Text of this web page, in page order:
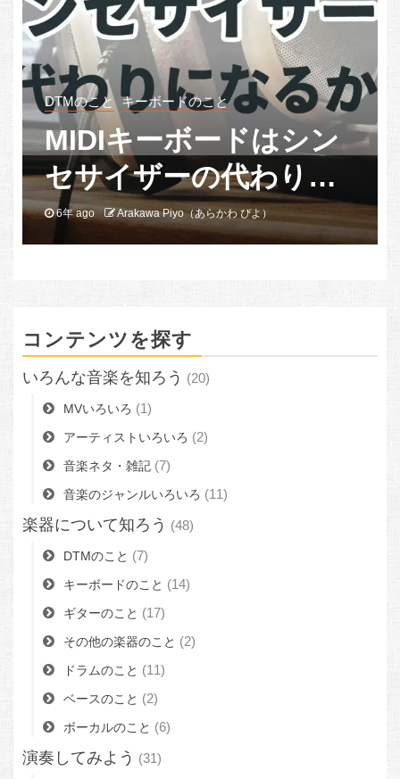
DTMのこと キーボードのこと
MIDIキーボードはシン
セサイザーの代わりに
なるか？
6年 ago Arakawa Piyo（あらかわ ぴよ）
コンテンツを探す
いろんな音楽を知ろう (20)
MVいろいろ (1)
アーティストいろいろ (2)
音楽ネタ・雑記 (7)
音楽のジャンルいろいろ (11)
楽器について知ろう (48)
DTMのこと (7)
キーボードのこと (14)
ギターのこと (17)
その他の楽器のこと (2)
ドラムのこと (11)
ベースのこと (2)
ボーカルのこと (6)
演奏してみよう (31)